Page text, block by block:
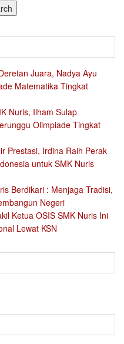
Juara, Nadya Ayu
Matematika Tingkat
Nuris, Ilham Sulap
Olimpiade Tingkat
Prestasi, Irdina Raih Perak
untuk SMK Nuris
Berdikari : Menjaga Tradisi,
Negeri
Ketua OSIS SMK Nuris Ini
Lewat KSN